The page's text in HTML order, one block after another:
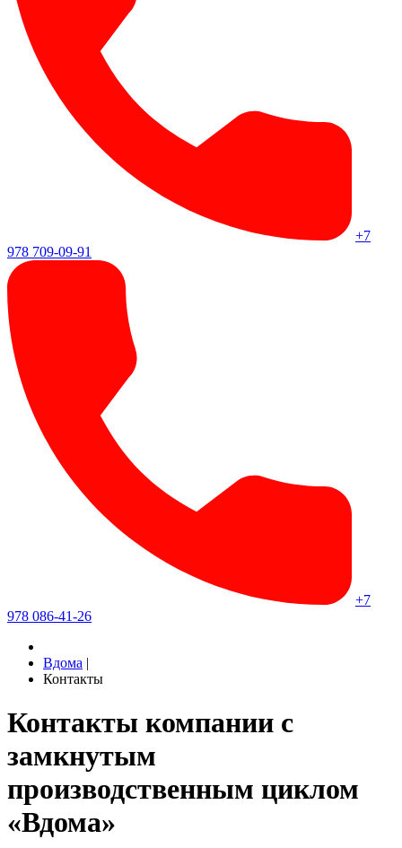
+7
978 709-09-91
+7
978 086-41-26
Вдома |
Контакты
Контакты компании с
замкнутым
производственным циклом
«Вдома»